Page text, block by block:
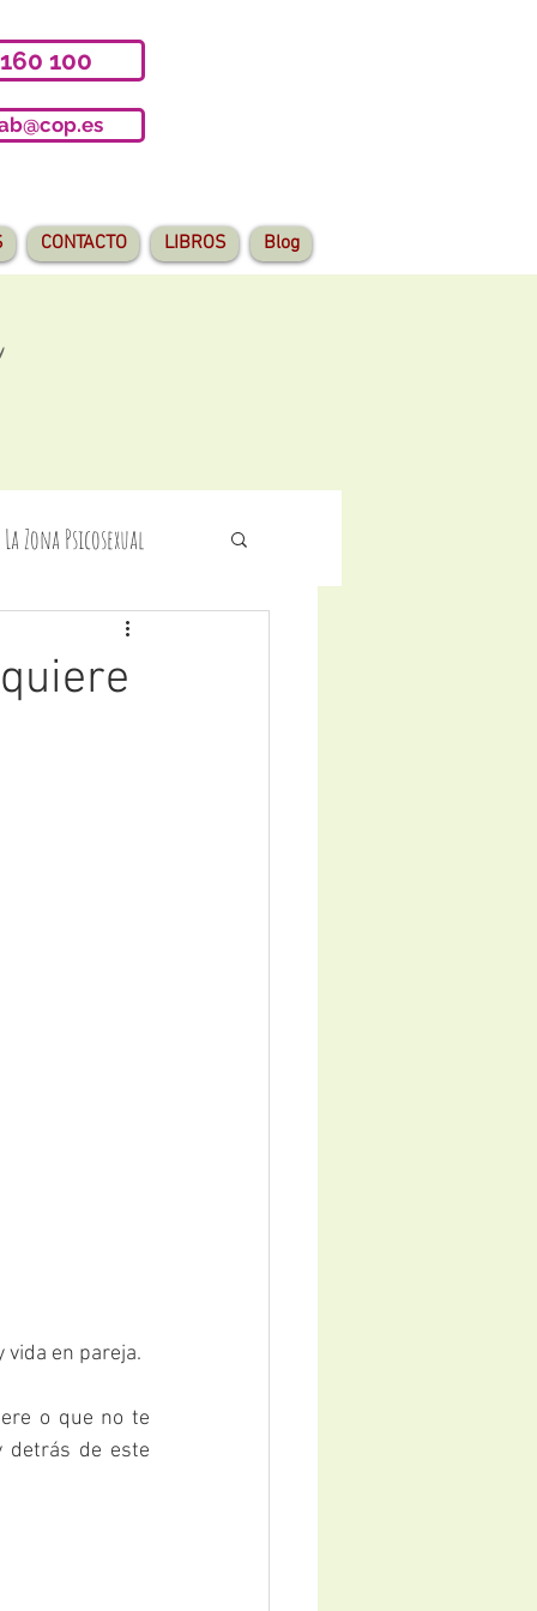
100
CONTACTO LIBROS Blog
Zona Psicosexual
Infantil
vida en pareja.
detrás de este